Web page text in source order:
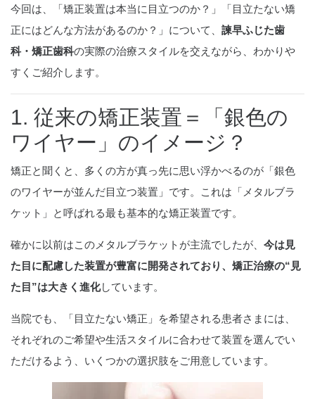
今回は、「矯正装置は本当に目立つのか？」「目立たない矯
正にはどんな方法があるのか？」について、 諫早ふじた歯
科・矯正歯科の実際の治療スタイルを交えながら、わかりや
すくご紹介します。
1. 従来の矯正装置＝「銀色の
ワイヤー」のイメージ？
矯正と聞くと、多くの方が真っ先に思い浮かべるのが「銀色
のワイヤーが並んだ目立つ装置」です。これは「メタルブラ
ケット」と呼ばれる最も基本的な矯正装置です。
確かに以前はこのメタルブラケットが主流でしたが、 今は見
た目に配慮した装置が豊富に開発されており、矯正治療の“見
た目”は大きく進化しています。
当院でも、「目立たない矯正」を希望される患者さまには、
それぞれのご希望や生活スタイルに合わせて装置を選んでい
ただけるよう、いくつかの選択肢をご用意しています。